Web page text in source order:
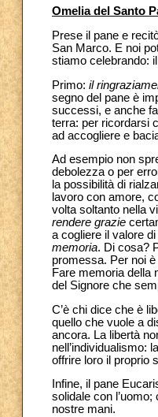
Omelia del Santo
Prese il pane e
San Marco. E noi
stiamo celebrando: il
Primo: il
segno del pane è
successi, e anche
terra: per ricordarsi
ad accogliere e
Ad esempio non
debolezza o per
la possibilità di
lavoro con amore,
volta soltanto nella
rendere grazie
a cogliere il valore
memoria. Di cosa?
promessa. Per noi
Fare memoria della
del Signore che
C’è chi dice che è
quello che vuole a
ancora. La libertà
nell’individualismo:
offrire loro il proprio
Infine, il pane
solidale con
nostre mani.